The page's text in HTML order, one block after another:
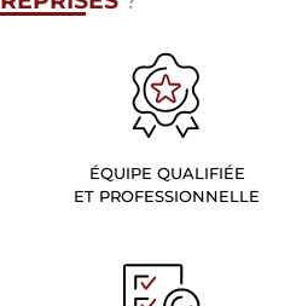
ÉQUIPE QUALIFIÉE
ET PROFESSIONNELLE